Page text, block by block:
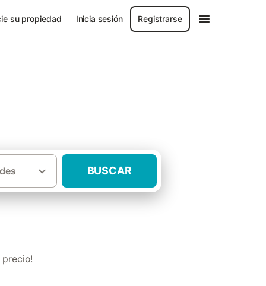
su propiedad Inicia sesión Registrarse
BUSCAR
precio!